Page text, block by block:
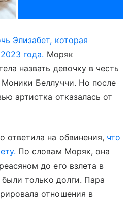
Элизабет, которая
года. Моряк
назвать девочку в честь
Моники Беллуччи. Но после
артистка отказалась от
ответила на обвинения, что
По словам Моряк, она
до его взлета в
были только долги. Пара
отношения в